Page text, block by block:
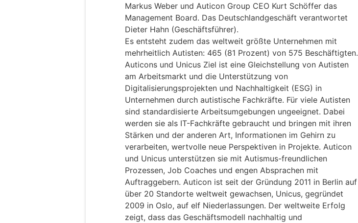
Markus Weber und Auticon Group CEO Kurt Schöffer das
Management Board. Das Deutschlandgeschäft verantwortet
Dieter Hahn (Geschäftsführer).
Es entsteht zudem das weltweit größte Unternehmen mit
mehrheitlich Autisten: 465 (81 Prozent) von 575 Beschäftigten.
Auticons und Unicus Ziel ist eine Gleichstellung von Autisten
am Arbeitsmarkt und die Unterstützung von
Digitalisierungsprojekten und Nachhaltigkeit (ESG) in
Unternehmen durch autistische Fachkräfte. Für viele Autisten
sind standardisierte Arbeitsumgebungen ungeeignet. Dabei
werden sie als IT-Fachkräfte gebraucht und bringen mit ihren
Stärken und der anderen Art, Informationen im Gehirn zu
verarbeiten, wertvolle neue Perspektiven in Projekte. Auticon
und Unicus unterstützen sie mit Autismus-freundlichen
Prozessen, Job Coaches und engen Absprachen mit
Auftraggebern. Auticon ist seit der Gründung 2011 in Berlin auf
über 20 Standorte weltweit gewachsen, Unicus, gegründet
2009 in Oslo, auf elf Niederlassungen. Der weltweite Erfolg
zeigt, dass das Geschäftsmodell nachhaltig und